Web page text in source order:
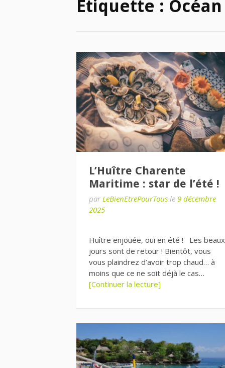
Étiquette : Océan
L’Huître Charente
Maritime : star de l’été !
par LeBienEtrePourTous le 9 décembre
2025
Huître enjouée, oui en été ! Les beaux
jours sont de retour ! Bientôt, vous
vous plaindrez d’avoir trop chaud… à
moins que ce ne soit déjà le cas…
[Continuer la lecture]